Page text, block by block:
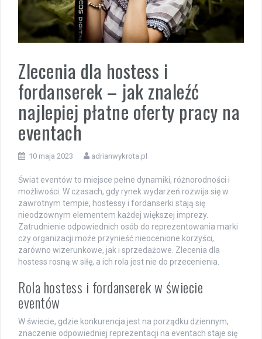
Zlecenia dla hostess i
fordanserek – jak znaleźć
najlepiej płatne oferty pracy na
eventach
10 maja 2023 adrianwykrota.pl
Świat eventów to miejsce pełne dynamiki, różnorodności i
możliwości. W czasach, gdy rynek wydarzeń rozwija się w
zawrotnym tempie, hostessy i fordanserki stają się
nieodzownym elementem każdej większej imprezy.
Zatrudnienie odpowiednich osób do reprezentowania marki
czy organizacji może przynieść nieocenione korzyści,
zarówno wizerunkowe, jak i sprzedażowe. Zlecenia dla
hostess rosną w siłę, a ich rola jest nie do przecenienia.
Rola hostess i fordanserek w świecie
eventów
W świecie, gdzie konkurencja jest na porządku dziennym,
znaczenie odpowiedniej reprezentacji na eventach staje się